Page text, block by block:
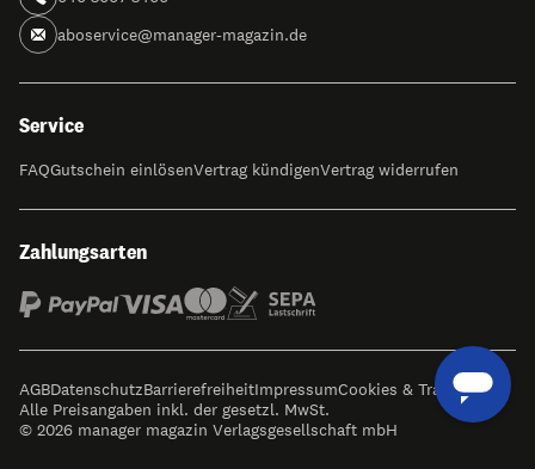
aboservice@manager-magazin.de
Service
FAQGutschein einlösenVertrag kündigenVertrag widerrufen
Zahlungsarten
AGBDatenschutzBarrierefreiheitImpressumCookies & Tracking
Alle Preisangaben inkl. der gesetzl. MwSt.
© 2026 manager magazin Verlagsgesellschaft mbH